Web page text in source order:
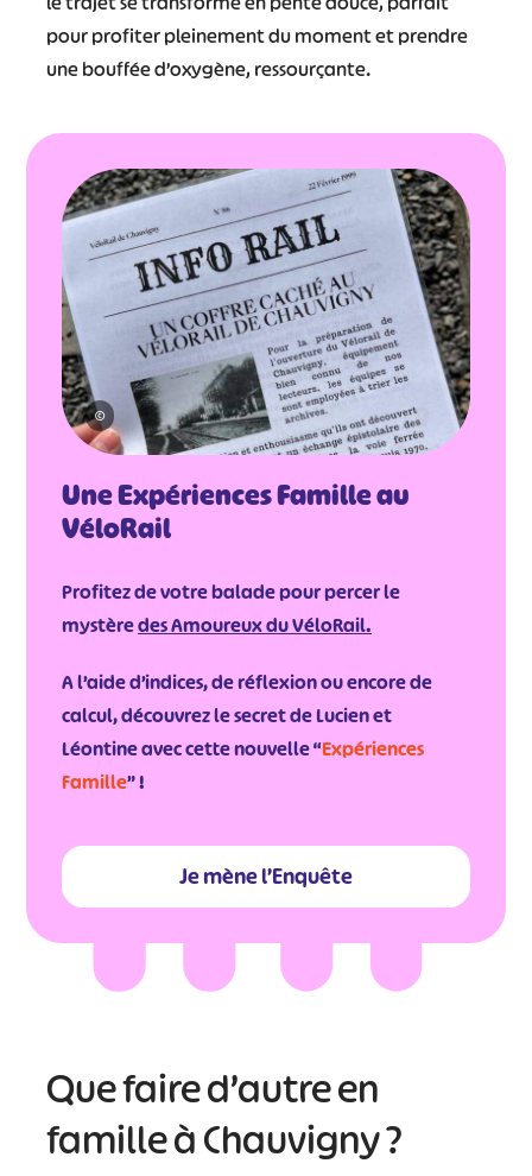
pour profiter pleinement du moment et prendre
une bouffée d’oxygène, ressourçante.
©
Une Expériences Famille au
VéloRail
Profitez de votre balade pour percer le
mystèredes Amoureux du VéloRail.
A l’aide d’indices, de réflexion ou encore de
calcul, découvrez le secret de Lucien et
Léontine avec cette nouvelle “Expériences
Famille” !
Je mène l’Enquête
Que faire d’autre en
famille à Chauvigny ?